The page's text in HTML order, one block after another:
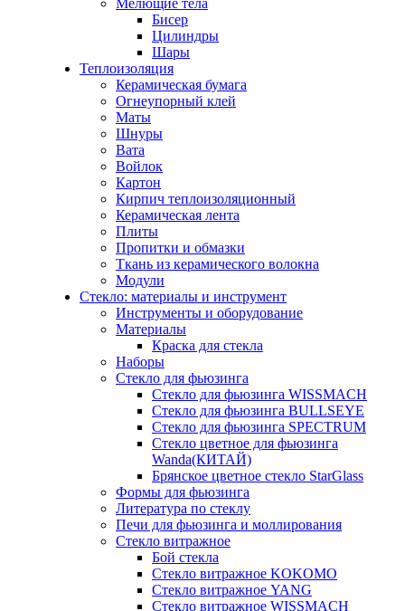
Мелющие тела
Бисер
Цилиндры
Шары
Теплоизоляция
Керамическая бумага
Огнеупорный клей
Маты
Шнуры
Вата
Войлок
Картон
Кирпич теплоизоляционный
Керамическая лента
Плиты
Пропитки и обмазки
Ткань из керамического волокна
Модули
Стекло: материалы и инструмент
Инструменты и оборудование
Материалы
Краска для стекла
Наборы
Стекло для фьюзинга
Стекло для фьюзинга WISSMACH
Стекло для фьюзинга BULLSEYE
Стекло для фьюзинга SPECTRUM
Стекло цветное для фьюзинга
Wanda(КИТАЙ)
Брянское цветное стекло StarGlass
Формы для фьюзинга
Литература по стеклу
Печи для фьюзинга и моллирования
Стекло витражное
Бой стекла
Стекло витражное KOKOMO
Стекло витражное YANG
Стекло витражное WISSMACH